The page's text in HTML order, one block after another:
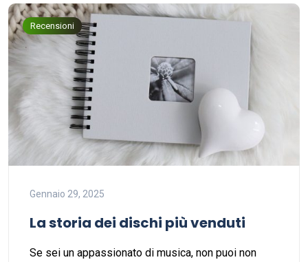
Recensioni
Gennaio 29, 2025
La storia dei dischi più venduti
Se sei un appassionato di musica, non puoi non